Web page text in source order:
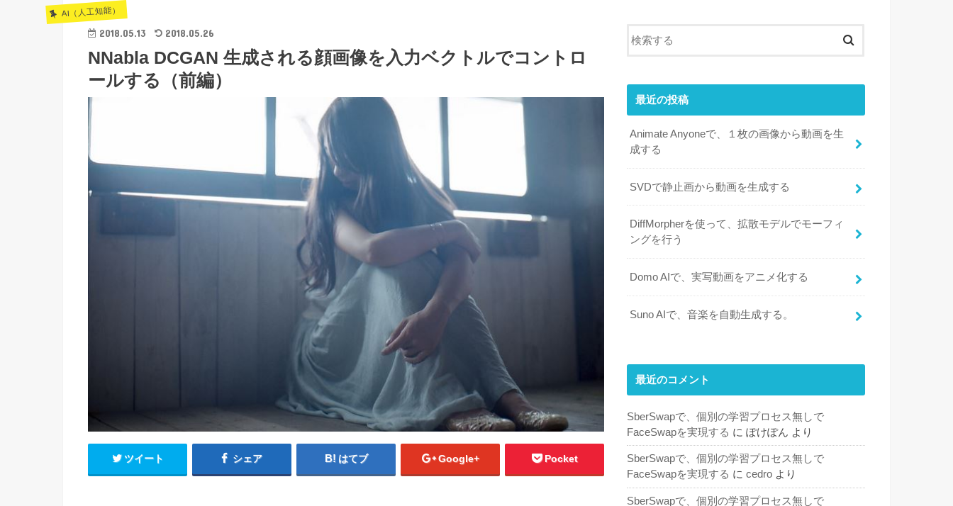
AI（人工知能）
2018.05.13 2018.05.26
NNabla DCGAN 生成される顔画像を入力ベクトルでコントロ
ールする（前編）
ツイート シェア はてブ Google+ Pocket
最近の投稿
Animate Anyoneで、１枚の画像から動画を生
成する
SVDで静止画から動画を生成する
DiffMorpherを使って、拡散モデルでモーフィ
ングを行う
Domo AIで、実写動画をアニメ化する
Suno AIで、音楽を自動生成する。
最近のコメント
SberSwapで、個別の学習プロセス無しで
FaceSwapを実現する に ぽけぽん より
SberSwapで、個別の学習プロセス無しで
FaceSwapを実現する に cedro より
SberSwapで、個別の学習プロセス無しで